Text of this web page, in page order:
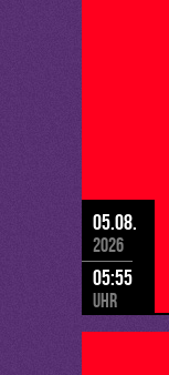
05.08.
2026
05:55
Uhr